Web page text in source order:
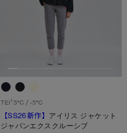
TEI15°C / -5°C
【SS26新作】 アイリス ジャケット
ジャパンエクスクルーシブ